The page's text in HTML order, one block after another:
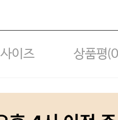
사이즈 상품평(0